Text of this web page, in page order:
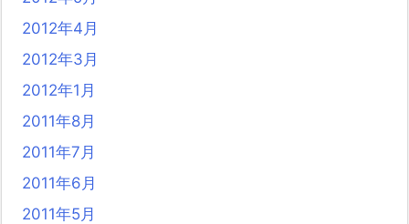
2012年4月
2012年3月
2012年1月
2011年8月
2011年7月
2011年6月
2011年5月